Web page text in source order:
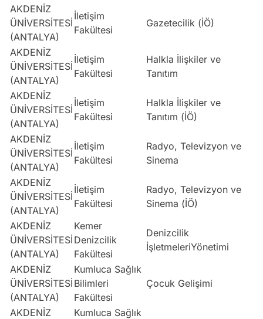
AKDENİZ
ÜNİVERSİTESİ
(ANTALYA)
İletişim
Fakültesi
Gazetecilik (İÖ)
AKDENİZ
ÜNİVERSİTESİ
(ANTALYA)
İletişim
Fakültesi
Halkla İlişkiler ve
Tanıtım
AKDENİZ
ÜNİVERSİTESİ
(ANTALYA)
İletişim
Fakültesi
Halkla İlişkiler ve
Tanıtım (İÖ)
AKDENİZ
ÜNİVERSİTESİ
(ANTALYA)
İletişim
Fakültesi
Radyo, Televizyon ve
Sinema
AKDENİZ
ÜNİVERSİTESİ
(ANTALYA)
İletişim
Fakültesi
Radyo, Televizyon ve
Sinema (İÖ)
AKDENİZ
ÜNİVERSİTESİ
(ANTALYA)
Kemer
Denizcilik
Fakültesi
Denizcilik
İşletmeleriYönetimi
AKDENİZ
ÜNİVERSİTESİ
(ANTALYA)
Kumluca Sağlık
Bilimleri
Fakültesi
Çocuk Gelişimi
AKDENİZ
Kumluca Sağlık